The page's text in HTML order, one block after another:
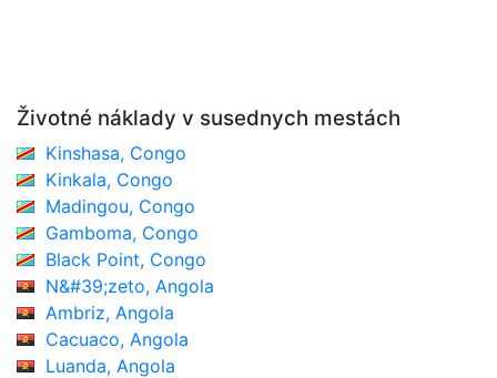
Životné náklady v susednych mestách
Kinshasa, Congo
Kinkala, Congo
Madingou, Congo
Gamboma, Congo
Black Point, Congo
N&#39;zeto, Angola
Ambriz, Angola
Cacuaco, Angola
Luanda, Angola